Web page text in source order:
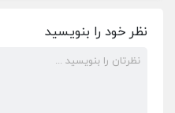
نظر خود را بنویسید